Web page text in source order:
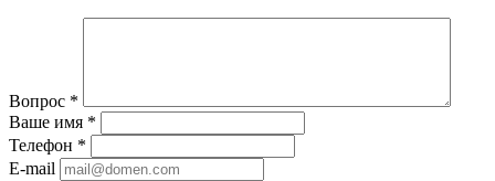
Вопрос *
Ваше имя *
Телефон *
E-mail